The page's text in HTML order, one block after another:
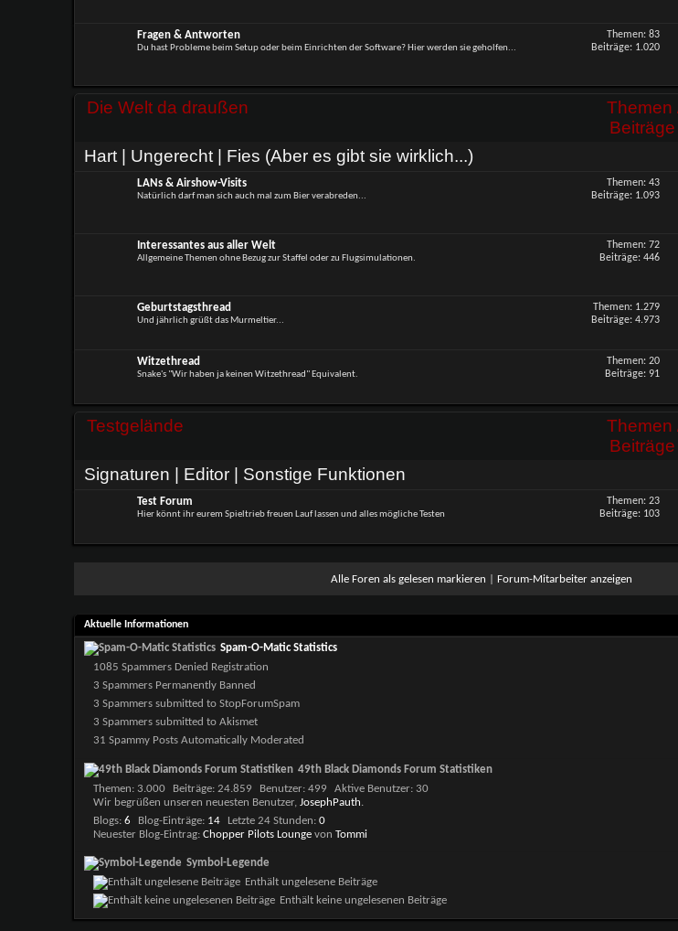
anzeigen
Fragen & Antworten
Du hast Probleme beim Setup oder beim Einrichten der Software? Hier werden sie geholfen...
Feed
anzeigen
Themen: 83
Beiträge: 1.020
Die Welt da draußen
Themen
Beiträge
Hart | Ungerecht | Fies (Aber es gibt sie wirklich...)
LANs & Airshow-Visits
Natürlich darf man sich auch mal zum Bier verabreden...
Feed
anzeigen
Themen: 43
Beiträge: 1.093
Interessantes aus aller Welt
Allgemeine Themen ohne Bezug zur Staffel oder zu Flugsimulationen.
anzeigen
Themen: 72
Beiträge: 446
Geburtstagsthread
Und jährlich grüßt das Murmeltier...
Themen: 1.279
Beiträge: 4.973
Witzethread
Snake's "Wir haben ja keinen Witzethread" Equivalent.
Themen: 20
Beiträge: 91
Testgelände
Themen
Beiträge
Signaturen | Editor | Sonstige Funktionen
Test Forum
Hier könnt ihr eurem Spieltrieb freuen Lauf lassen und alles mögliche Testen
Themen: 23
Beiträge: 103
Alle Foren als gelesen markieren Forum-Mitarbeiter anzeigen
Aktuelle Informationen
Spam-O-Matic Statistics
1085 Spammers Denied Registration
3 Spammers Permanently Banned
3 Spammers submitted to StopForumSpam
3 Spammers submitted to Akismet
31 Spammy Posts Automatically Moderated
49th Black Diamonds Forum Statistiken
Themen
3.000 Beiträge 24.859 Benutzer 499 Aktive Benutzer 30
Wir begrüßen unseren neuesten Benutzer, JosephPauth.
Blogs 6 Blog-Einträge 14 Letzte 24 Stunden 0
Neuester Blog-Eintrag: Chopper Pilots Loungevon Tommi
Symbol-Legende
Enthält ungelesene Beiträge
Enthält keine ungelesenen Beiträge